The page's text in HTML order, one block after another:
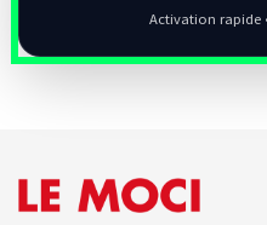
Activation rapide